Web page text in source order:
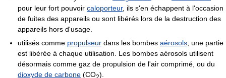
pour leur fort pouvoir caloporteur, ils s'en échappent à l'occasion
de fuites des appareils ou sont libérés lors de la destruction des
appareils hors d'usage.
utilisés comme propulseur dans les bombes aérosols , une partie
est libérée à chaque utilisation. Les bombes aérosols utilisent
désormais comme gaz de propulsion de l'air comprimé, ou du
dioxyde de carbone (CO2).